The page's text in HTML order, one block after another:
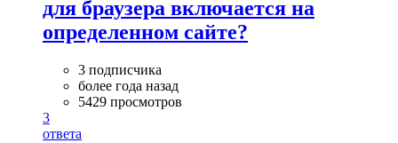
для браузера включается на
определенном сайте?
3 подписчика
более года назад
5429 просмотров
3
ответа